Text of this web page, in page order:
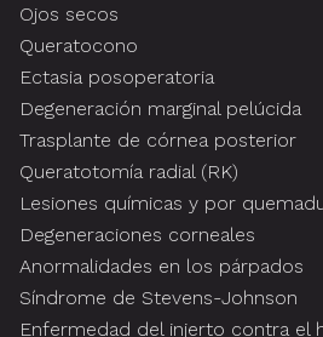
Ojos secos
Queratocono
Ectasia posoperatoria
Degeneración marginal pelúcida
Trasplante de córnea posterior
Queratotomía radial (RK)
Lesiones químicas y por
Degeneraciones corneales
Anormalidades en los párpados
Síndrome de Stevens-Johnson
Enfermedad del injerto contra el